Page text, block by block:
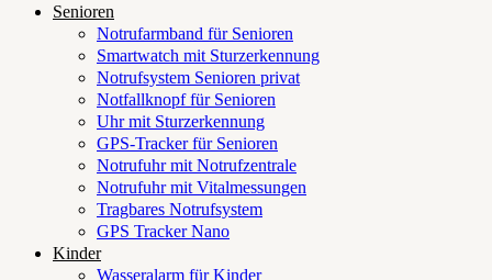
Senioren
Notrufarmband für Senioren
Smartwatch mit Sturzerkennung
Notrufsystem Senioren privat
Notfallknopf für Senioren
Uhr mit Sturzerkennung
GPS-Tracker für Senioren
Notrufuhr mit Notrufzentrale
Notrufuhr mit Vitalmessungen
Tragbares Notrufsystem
GPS Tracker Nano
Kinder
Wasseralarm für Kinder